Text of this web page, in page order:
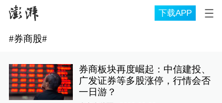
下载APP
#券商股#
券商板块再度崛起：中信建投、
广发证券等多股涨停，行情会否
一日游？